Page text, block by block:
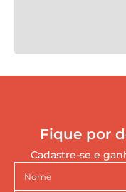
Fique por
Cadastre-se e